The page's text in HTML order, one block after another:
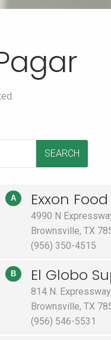
SEARCH
A Exxon
4990 N
Brownsville, TX
(956) 350-4515
B El Globo
814 N.
Brownsville, TX
(956) 546-5531